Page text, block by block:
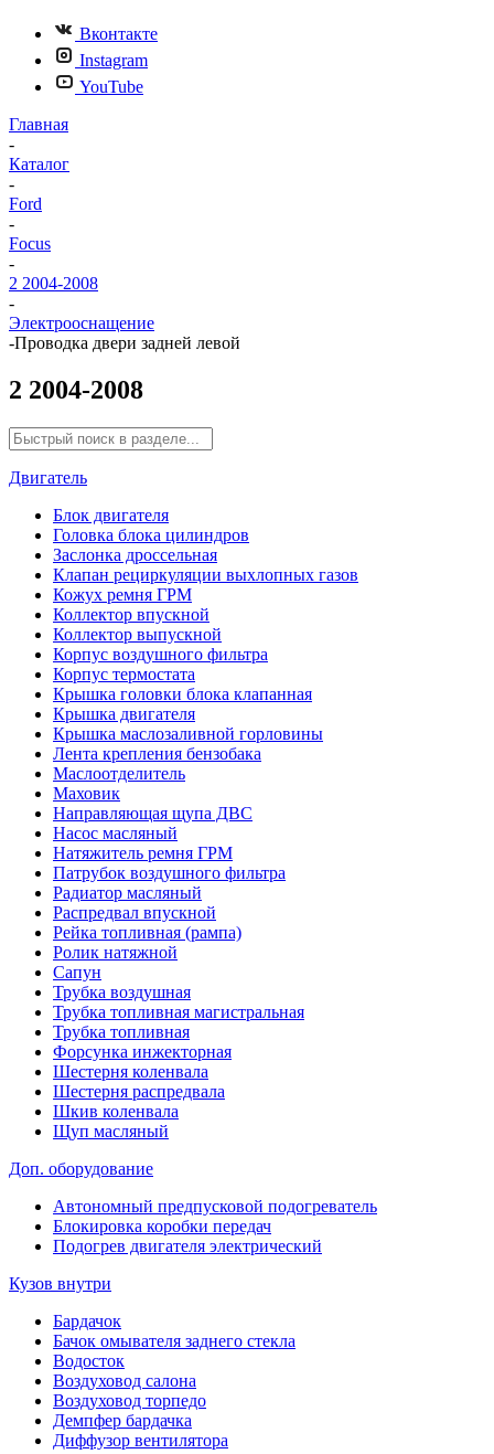
Вконтакте
Instagram
YouTube
Главная
-
Каталог
-
Ford
-
Focus
-
2 2004-2008
-
Электрооснащение
-Проводка двери задней левой
2 2004-2008
Двигатель
Блок двигателя
Головка блока цилиндров
Заслонка дроссельная
Клапан рециркуляции выхлопных газов
Кожух ремня ГРМ
Коллектор впускной
Коллектор выпускной
Корпус воздушного фильтра
Корпус термостата
Крышка головки блока клапанная
Крышка двигателя
Крышка маслозаливной горловины
Лента крепления бензобака
Маслоотделитель
Маховик
Направляющая щупа ДВС
Насос масляный
Натяжитель ремня ГРМ
Патрубок воздушного фильтра
Радиатор масляный
Распредвал впускной
Рейка топливная (рампа)
Ролик натяжной
Сапун
Трубка воздушная
Трубка топливная магистральная
Трубка топливная
Форсунка инжекторная
Шестерня коленвала
Шестерня распредвала
Шкив коленвала
Щуп масляный
Доп. оборудование
Автономный предпусковой подогреватель
Блокировка коробки передач
Подогрев двигателя электрический
Кузов внутри
Бардачок
Бачок омывателя заднего стекла
Водосток
Воздуховод салона
Воздуховод торпедо
Демпфер бардачка
Диффузор вентилятора